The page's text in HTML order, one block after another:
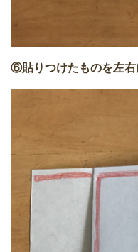
⑥貼りつけたものを左右